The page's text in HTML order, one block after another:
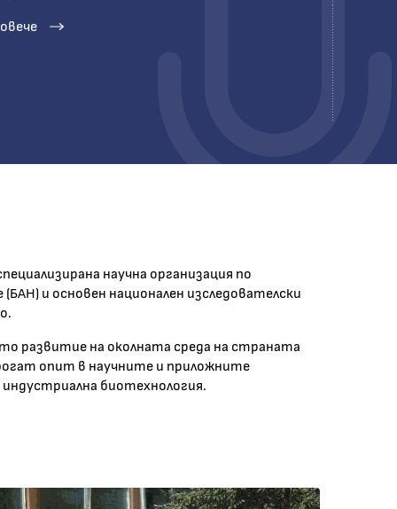
научна организация по
и основен национален изследователски
развитие на околната среда на страната
опит в научните и приложните
биотехнология.